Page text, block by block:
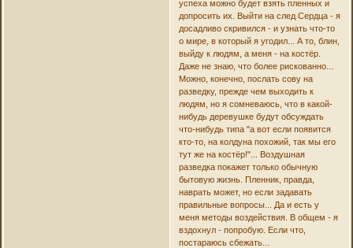
успеха можно будет взять пленных и
допросить их. Выйти на след Сердца - я
досадливо скривился - и узнать что-то
о мире, в который я угодил... А то, блин,
выйду к людям, а меня - на костёр.
Даже не знаю, что более рискованно...
Можно, конечно, послать сову на
разведку, прежде чем выходить к
людям, но я сомневаюсь, что в какой-
нибудь деревушке будут обсуждать
что-нибудь типа "а вот если появится
кто-то, на колдуна похожий, так мы его
тут же на костёр!"... Воздушная
разведка покажет только обычную
бытовую жизнь. Пленник, правда,
наврать может, но если задавать
правильные вопросы... Да и есть у
меня методы воздействия. В общем - я
вздохнул - попробую. Если что,
постараюсь сбежать...